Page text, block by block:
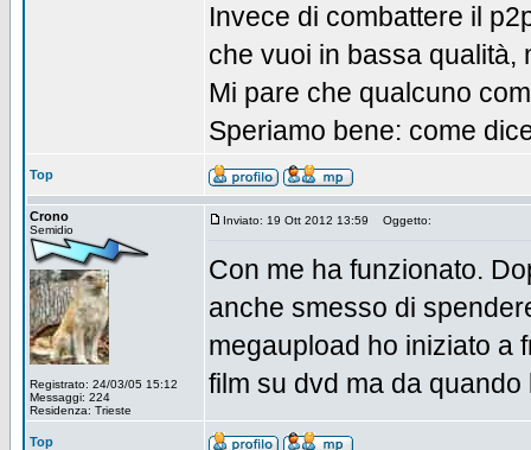
Invece di combattere il
che vuoi in bassa qualità,
Mi pare che qualcuno
Speriamo bene: come
Top
Crono
Semidio
Registrato: 24/03/05 15:12
Messaggi: 224
Residenza: Trieste
Inviato: 19 Ott 2012 13:59 Oggetto:
Con me ha funzionato.
anche smesso di
megaupload ho iniziato a
film su dvd ma da
Top